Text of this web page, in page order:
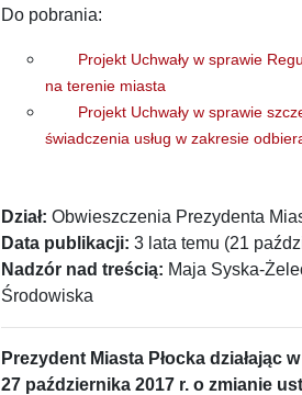
Do pobrania:
Projekt Uchwały w sprawie
na terenie miasta
Projekt Uchwały w sprawie
świadczenia usług w zakresie
Dział: Obwieszczenia Prezydenta
Data publikacji: 3 lata temu (21
Nadzór nad treścią: Maja Syska-
Środowiska
Prezydent Miasta Płocka działając
27 października 2017 r. o zmianie